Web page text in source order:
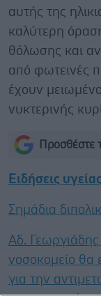
αυτής της
καλύτερη
θόλωσης και
από φωτεινές
έχουν
νυκτερινής
Ειδήσεις
Σημάδια
Αδ.
νοσοκομείο θα
για την